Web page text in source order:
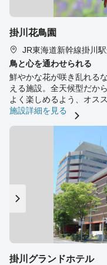
掛川花鳥園
JR東海道新幹線掛川
鳥と心を通わせられる
鮮やかな花が咲き乱れる
える施設。全天候型だか
よく楽しめるよう、オス
施設詳細を見る
掛川グランドホテル